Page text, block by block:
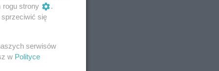
rogu strony
.
się
serwisów
w Polityce